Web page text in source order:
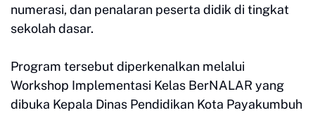
numerasi, dan penalaran peserta didik di tingkat
sekolah dasar.
Program tersebut diperkenalkan melalui
Workshop Implementasi Kelas BerNALAR yang
dibuka Kepala Dinas Pendidikan Kota Payakumbuh